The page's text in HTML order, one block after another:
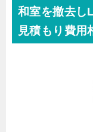
和室を撤去し
見積もり費用